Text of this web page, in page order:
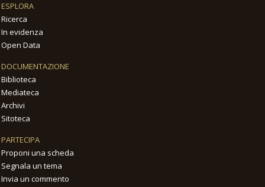
ESPLORA
Ricerca
In evidenza
Open Data
DOCUMENTAZIONE
Biblioteca
Mediateca
Archivi
Sitoteca
PARTECIPA
Proponi una scheda
Segnala un tema
Invia un commento